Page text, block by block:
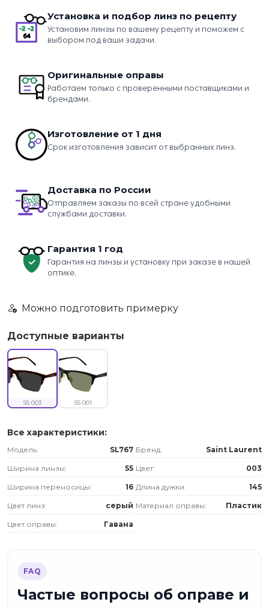
Установка и подбор линз по рецепту
Установим линзы по вашему рецепту и поможем с
выбором под ваши задачи.
Оригинальные оправы
Работаем только с проверенными поставщиками и
брендами.
Изготовление от 1 дня
Срок изготовления зависит от выбранных линз.
Доставка по России
Отправляем заказы по всей стране удобными
службами доставки.
Гарантия 1 год
Гарантия на линзы и установку при заказе в нашей
оптике.
Можно подготовить примерку
Доступные варианты
55 003 55 001
Все характеристики:
Модель: SL767 Бренд: Saint Laurent
Ширина линзы: 55 Цвет: 003
Ширина переносицы: 16 Длина дужки: 145
Цвет линз: серый Материал оправы: Пластик
Цвет оправы: Гавана
FAQ
Частые вопросы об оправе и